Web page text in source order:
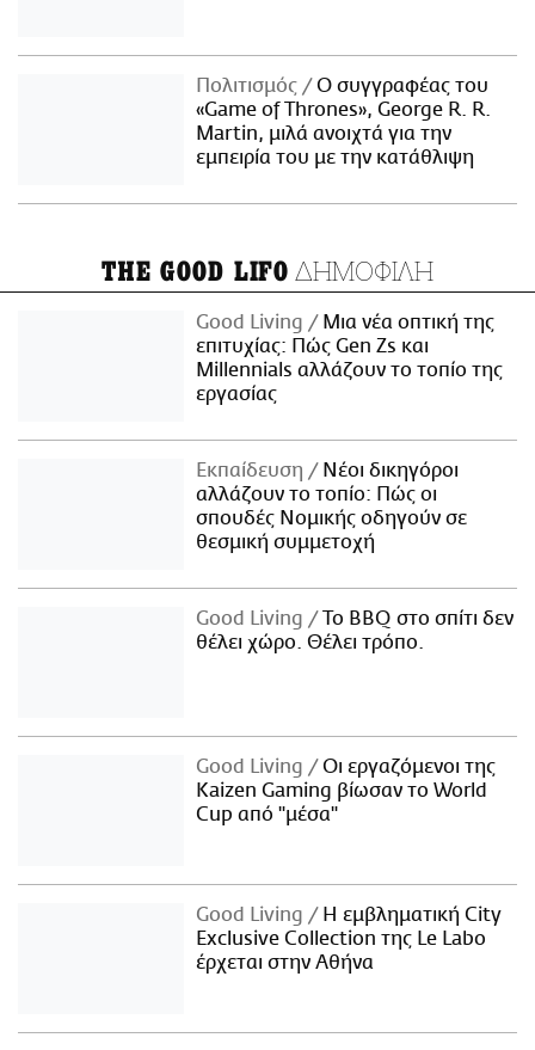
Πολιτισμός
Ο συγγραφέας του
«Game of Thrones», George R. R.
Martin, μιλά ανοιχτά για την
εμπειρία του με την κατάθλιψη
THE GOOD LIFO ΔΗΜΟΦΙΛΗ
Good Living
Μια νέα οπτική της
επιτυχίας: Πώς Gen Zs και
Millennials αλλάζουν το τοπίο της
εργασίας
Εκπαίδευση
Νέοι δικηγόροι
αλλάζουν το τοπίο: Πώς οι
σπουδές Νομικής οδηγούν σε
θεσμική συμμετοχή
Good Living
Το BBQ στο σπίτι δεν
θέλει χώρο. Θέλει τρόπο.
Good Living
Οι εργαζόμενοι της
Kaizen Gaming βίωσαν το World
Cup από "μέσα"
Good Living
Η εμβληματική City
Exclusive Collection της Le Labo
έρχεται στην Αθήνα